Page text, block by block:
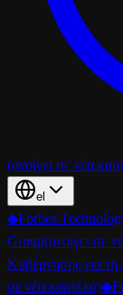
(ανοίγει σε νέα
el
◆Forbes
Group(ανοίγει σε
Κυβέρνησης για
σε νέα καρτέλα)◆